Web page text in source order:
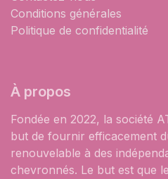
Conditions générales
Politique de confidentialité
À propos
Fondée en 2022, la société
but de fournir efficacement
renouvelable à des
chevronnés. Le but est que